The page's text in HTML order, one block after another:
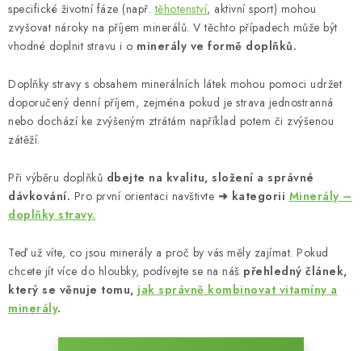
specifické životní fáze (např.těhotenství, aktivní sport) mohou
zvyšovat nároky na příjem minerálů. V těchto případech může být
vhodné doplnit stravu i o minerály ve formě doplňků.
Doplňky stravy s obsahem minerálních látek mohou pomoci udržet
doporučený denní příjem, zejména pokud je strava jednostranná
nebo dochází ke zvýšeným ztrátám například potem či zvýšenou
zátěží.
Při výběru doplňků dbejte na kvalitu, složení a správné
dávkování. Pro první orientaci navštivte ➜ kategorii Minerály –
doplňky stravy.
Teď už víte, co jsou minerály a proč by vás měly zajímat. Pokud
chcete jít více do hloubky, podívejte se na náš přehledný článek,
který se věnuje tomu, jak správně kombinovat vitamíny a
minerály.